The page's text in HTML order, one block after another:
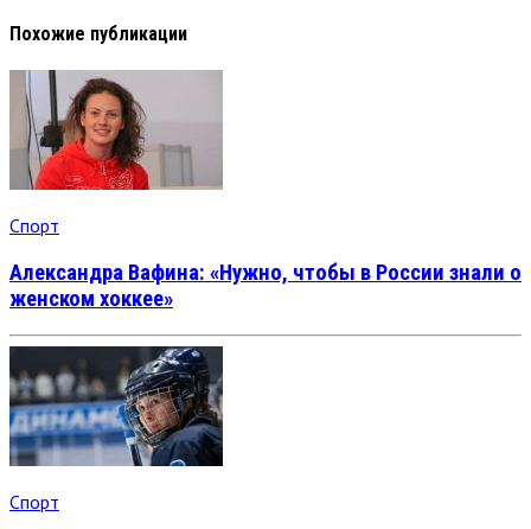
Похожие публикации
Спорт
Александра Вафина: «Нужно, чтобы в России знали о
женском хоккее»
Спорт